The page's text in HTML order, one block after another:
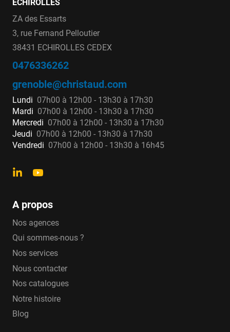
ZA des Essarts
3, rue Fernand Pelloutier
38431 ECHIROLLES CEDEX
0476336262
grenoble@christaud.com
Lundi 07h00 à 12h00 - 13h30 à 17h30
Mardi 07h00 à 12h00 - 13h30 à 17h30
Mercredi 07h00 à 12h00 - 13h30 à 17h30
Jeudi 07h00 à 12h00 - 13h30 à 17h30
Vendredi 07h00 à 12h00 - 13h30 à 16h45
A propos
Nos agences
Qui sommes-nous ?
Nos services
Nous contacter
Nos catalogues
Notre histoire
Blog